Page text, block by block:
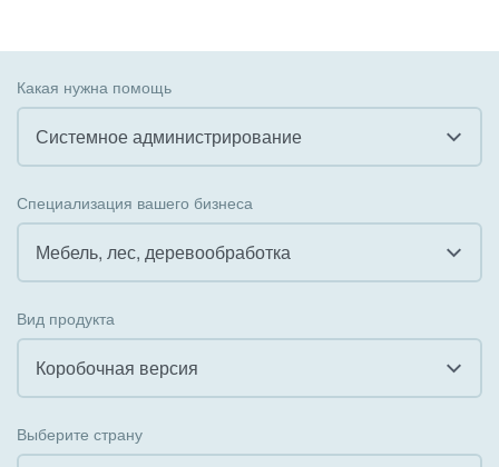
Какая нужна помощь
Системное администрирование
Внедрение КЭДО
Интеграция с 1С
Организация задач и проектов
Внедрение Бизнес-процессов
Специализация вашего бизнеса
Мебель, лес, деревообработка
Государственные организации
Коммунальные услуги, ЖКХ
Вид продукта
Коробочная версия
Выберите страну